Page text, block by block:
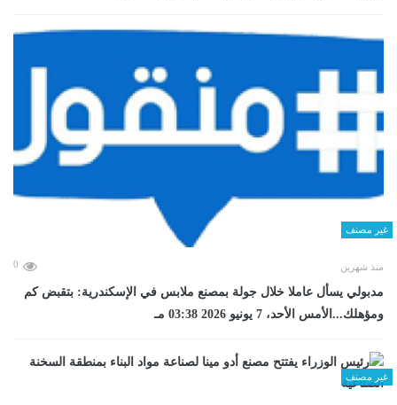
غير مصنف
منذ شهرين 0
مدبولي يسأل عاملا خلال جولة بمصنع ملابس في الإسكندرية: بتقبض كم
ومؤهلك...الأمس الأحد، 7 يونيو 2026 03:38 مـ
غير مصنف